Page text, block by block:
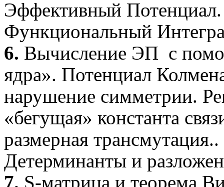
Эффективный
Функциональный
6. Вычисление ЭП с
ядра». Потенциал
нарушение симметрии.
«бегущая» константа
размерная трансмутация..
Детерминанты и
7. S-матрица и теорема